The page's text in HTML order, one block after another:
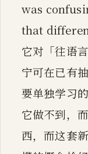
was
that
它对「往语
宁可在已有
要单独学习
它做不到，
西，而这套